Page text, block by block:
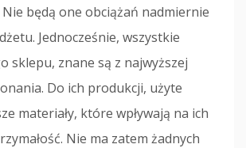
będą one obciążań nadmiernie
Jednocześnie, wszystkie
sklepu, znane są z najwyższej
Do ich produkcji, użyte
materiały, które wpływają na ich
Nie ma zatem żadnych